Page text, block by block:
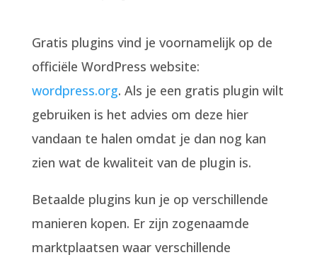
Gratis plugins vind je voornamelijk op de
officiële WordPress website:
wordpress.org. Als je een gratis plugin wilt
gebruiken is het advies om deze hier
vandaan te halen omdat je dan nog kan
zien wat de kwaliteit van de plugin is.
Betaalde plugins kun je op verschillende
manieren kopen. Er zijn zogenaamde
marktplaatsen waar verschillende